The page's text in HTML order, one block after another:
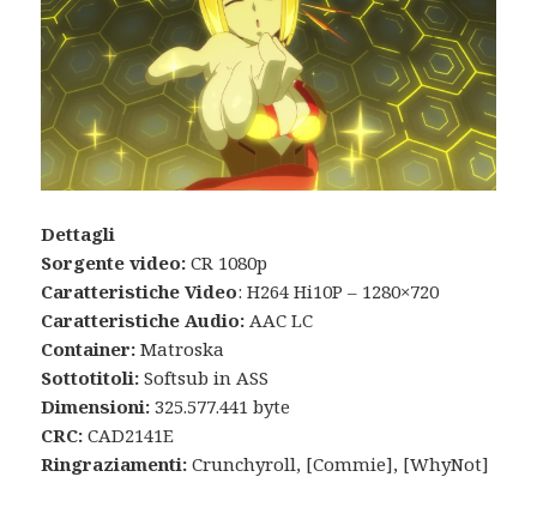
Dettagli
Sorgente video:CR 1080p
Caratteristiche Video: H264 Hi10P – 1280×720
Caratteristiche Audio: AAC LC
Container: Matroska
Sottotitoli: Softsub in ASS
Dimensioni: 325.577.441 byte
CRC: CAD2141E
Ringraziamenti:Crunchyroll, [Commie], [WhyNot]